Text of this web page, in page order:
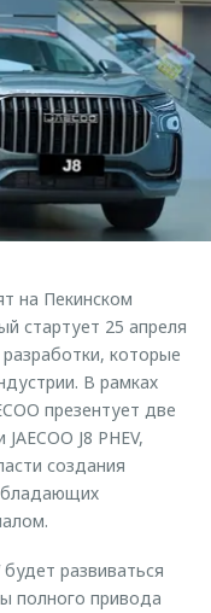
на Пекинском
стартует 25 апреля
которые
В рамках
презентует две
J8 PHEV,
создания
будет развиваться
полного привода